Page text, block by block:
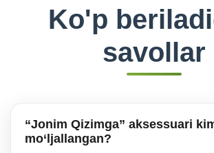
Ko'p
savollar
“Jonim Qizimga” aksessuari
mo‘ljallangan?